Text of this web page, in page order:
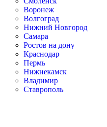
Воронеж
Волгоград
Нижний Новгород
Самара
Ростов на дону
Краснодар
Пермь
Нижнекамск
Владимир
Ставрополь